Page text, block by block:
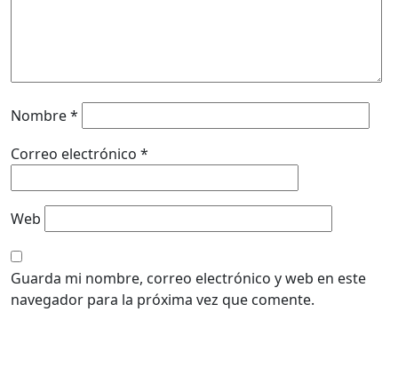
Nombre*
Correo electrónico *
Web
Guarda mi nombre, correo electrónico y web en este
navegador para la próxima vez que comente.